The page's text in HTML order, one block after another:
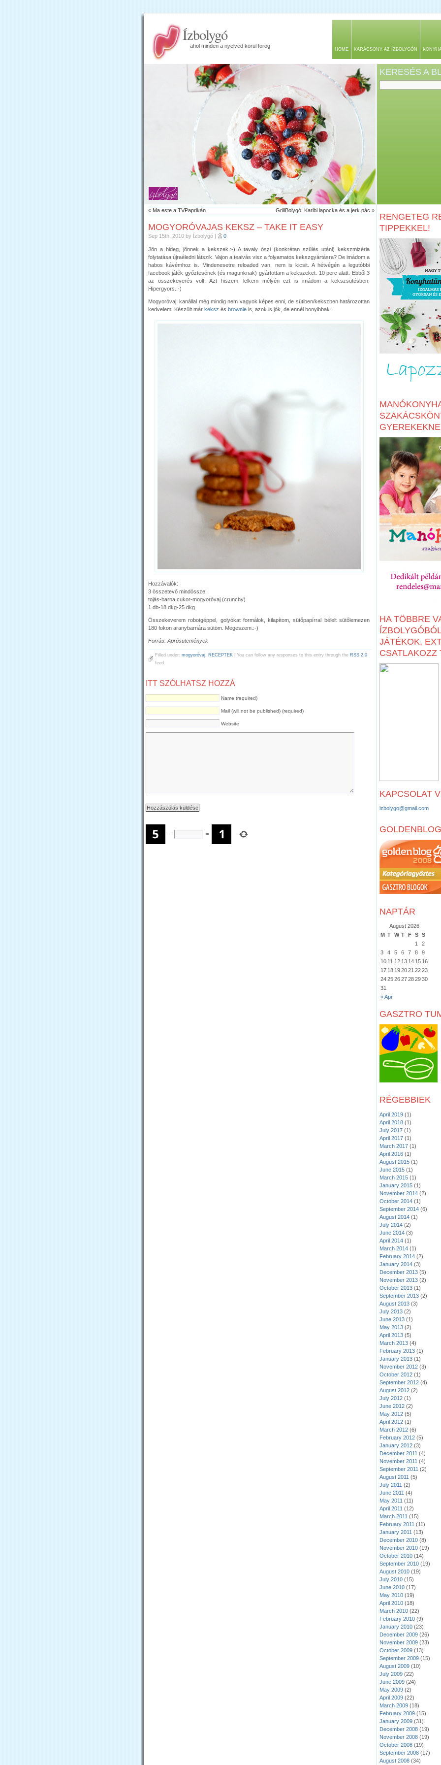
Ízbolygó
ahol minden a nyelved körül forog
HOME KARÁCSONY AZ ÍZBOLYGÓN
KERESÉS A
« Ma este a TVPaprikán GrillBolygó: Karibi lapocka és a jerk pác »
MOGYORÓVAJAS KEKSZ – TAKE IT EASY
Sep 15th, 2010 by Ízbolygó | 0
Jön a hideg, jönnek a kekszek.:-) A tavaly őszi (konkrétan szülés utáni) kekszmizéria
folytatása újraéledni látszik. Vajon a teaivás visz a folyamatos kekszgyártásra? De imádom a
habos kávémhoz is. Mindenesetre reloaded van, nem is kicsit. A hétvégén a legutóbbi
facebook játék győztesének (és magunknak) gyártottam a kekszeket. 10 perc alatt. Ebből 3
az összekeverés volt. Azt hiszem, lelkem mélyén ezt is imádom a kekszsütésben.
Hipergyors.:-)
Mogyoróvaj: kanállal még mindig nem vagyok képes enni, de sütiben/kekszben határozottan
kedvelem. Készült már keksz és brownie is, azok is jók, de ennél bonyibbak…
Hozzávalók:
3 összetevő mindössze:
tojás-barna cukor-mogyoróvaj (crunchy)
1 db-18 dkg-25 dkg
Összekeverem robotgéppel, golyókat formálok, kilapítom, sütőpapírral bélelt sütőlemezen
180 fokon aranybarnára sütöm. Megeszem.:-)
Forrás: Aprósütemények
Filled under: mogyoróvaj RECEPTEK | You can follow any responses to this entry through the RSS 2.0
feed.
ITT SZÓLHATSZ HOZZÁ
Name (required)
Mail (will not be published) (required)
Website
− =
RENGETEG
TIPPEKKEL!
HA TÖBBRE
JÁTÉKOK,
CSATLAKOZZ
KAPCSOLAT
izbolygo@gmail.com
GOLDENBLOG
NAPTÁR
August 2026
M T W T F S S
« Apr
1
2
3
4 5 6 7 8
9
10 11 12 13 14 15 16
17 18 192021 2223
24252627282930
31
GASZTRO
RÉGEBBIEK
April 2019 (1)
April 2018 (1)
July 2017 (1)
April 2017 (1)
March 2017 (1)
April 2016 (1)
August 2015 (1)
June 2015 (1)
March 2015 (1)
January 2015 (1)
November 2014 (2)
October 2014 (1)
September 2014 (6)
August 2014 (1)
July 2014 (2)
June 2014 (3)
April 2014 (1)
March 2014 (1)
February 2014 (2)
January 2014 (3)
December 2013 (5)
November 2013 (2)
October 2013 (1)
September 2013 (2)
August 2013 (3)
July 2013 (2)
June 2013 (1)
May 2013 (2)
April 2013 (5)
March 2013 (4)
February 2013 (1)
January 2013 (1)
November 2012 (3)
October 2012 (1)
September 2012 (4)
August 2012 (2)
July 2012 (1)
June 2012 (2)
May 2012 (5)
April 2012 (1)
March 2012 (6)
February 2012 (5)
January 2012 (3)
December 2011 (4)
November 2011 (4)
September 2011 (2)
August 2011 (5)
July 2011 (2)
June 2011 (4)
May 2011 (11)
April 2011 (12)
March 2011 (15)
February 2011 (11)
January 2011 (13)
December 2010 (8)
November 2010 (19)
October 2010 (14)
September 2010 (19)
August 2010 (19)
July 2010 (15)
June 2010 (17)
May 2010 (19)
April 2010 (18)
March 2010 (22)
February 2010 (9)
January 2010 (23)
December 2009 (26)
November 2009 (23)
October 2009 (13)
September 2009 (15)
August 2009 (10)
July 2009 (22)
June 2009 (24)
May 2009 (2)
April 2009 (22)
March 2009 (18)
February 2009 (15)
January 2009 (31)
December 2008 (19)
November 2008 (19)
October 2008 (19)
September 2008 (17)
August 2008 (34)